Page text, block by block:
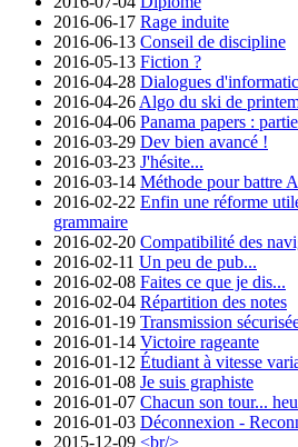
2016-06-17 Rage induite
2016-06-13 Conseil de discipline
2016-05-13 Fiction ?
2016-04-28 Dialogues
2016-04-26 Algo du ski de
2016-04-06 Panama papers :
2016-03-29 Dev bien avancé !
2016-03-23 J'hésite...
2016-03-14 Méthode pour battre
2016-02-22 Enfin une réforme
grammaire
2016-02-20 Compatibilité des
2016-02-11 Un peu de pub...
2016-02-08 Faites ce que je dis...
2016-02-04 Répartition des notes
2016-01-19 Transmission
2016-01-14 Victoire rageante
2016-01-12 Étudiant à vitesse
2016-01-08 Je suis graphiste
2016-01-07 Chacun son tour...
2016-01-03 Déconnexion -
2015-12-09 <br/>